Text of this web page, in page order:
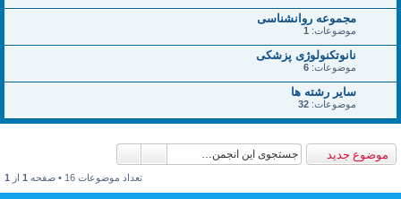
مجموعه روانشناسی
موضوعات: 1
نانوتکنولوژی پزشکی
موضوعات: 6
سایر رشته ها
موضوعات: 32
موضوع جدید
تعداد موضوعات 16 • صفحه 1 از 1